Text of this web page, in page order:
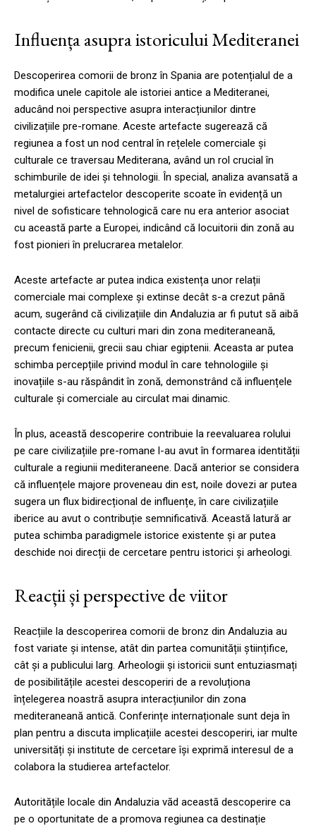
Influența asupra istoricului Mediteranei
Descoperirea comorii de bronz în Spania are potențialul de a
modifica unele capitole ale istoriei antice a Mediteranei,
aducând noi perspective asupra interacțiunilor dintre
civilizațiile pre-romane. Aceste artefacte sugerează că
regiunea a fost un nod central în rețelele comerciale și
culturale ce traversau Mediterana, având un rol crucial în
schimburile de idei și tehnologii. În special, analiza avansată a
metalurgiei artefactelor descoperite scoate în evidență un
nivel de sofisticare tehnologică care nu era anterior asociat
cu această parte a Europei, indicând că locuitorii din zonă au
fost pionieri în prelucrarea metalelor.
Aceste artefacte ar putea indica existența unor relații
comerciale mai complexe și extinse decât s-a crezut până
acum, sugerând că civilizațiile din Andaluzia ar fi putut să aibă
contacte directe cu culturi mari din zona mediteraneană,
precum fenicienii, grecii sau chiar egiptenii. Aceasta ar putea
schimba percepțiile privind modul în care tehnologiile și
inovațiile s-au răspândit în zonă, demonstrând că influențele
culturale și comerciale au circulat mai dinamic.
În plus, această descoperire contribuie la reevaluarea rolului
pe care civilizațiile pre-romane l-au avut în formarea identității
culturale a regiunii mediteraneene. Dacă anterior se considera
că influențele majore proveneau din est, noile dovezi ar putea
sugera un flux bidirecțional de influențe, în care civilizațiile
iberice au avut o contribuție semnificativă. Această latură ar
putea schimba paradigmele istorice existente și ar putea
deschide noi direcții de cercetare pentru istorici și arheologi.
Reacții și perspective de viitor
Reacțiile la descoperirea comorii de bronz din Andaluzia au
fost variate și intense, atât din partea comunității științifice,
cât și a publicului larg. Arheologii și istoricii sunt entuziasmați
de posibilitățile acestei descoperiri de a revoluționa
înțelegerea noastră asupra interacțiunilor din zona
mediteraneană antică. Conferințe internaționale sunt deja în
plan pentru a discuta implicațiile acestei descoperiri, iar multe
universități și institute de cercetare își exprimă interesul de a
colabora la studierea artefactelor.
Autoritățile locale din Andaluzia văd această descoperire ca
pe o oportunitate de a promova regiunea ca destinație